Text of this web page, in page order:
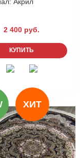
2 400 руб.
КУПИТЬ
ХИТ